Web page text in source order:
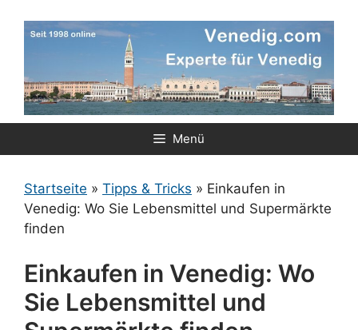
Inhalt
Menü
Startseite » Tipps & Tricks » Einkaufen in
Venedig: Wo Sie Lebensmittel und Supermärkte
finden
Einkaufen in Venedig: Wo
Sie Lebensmittel und